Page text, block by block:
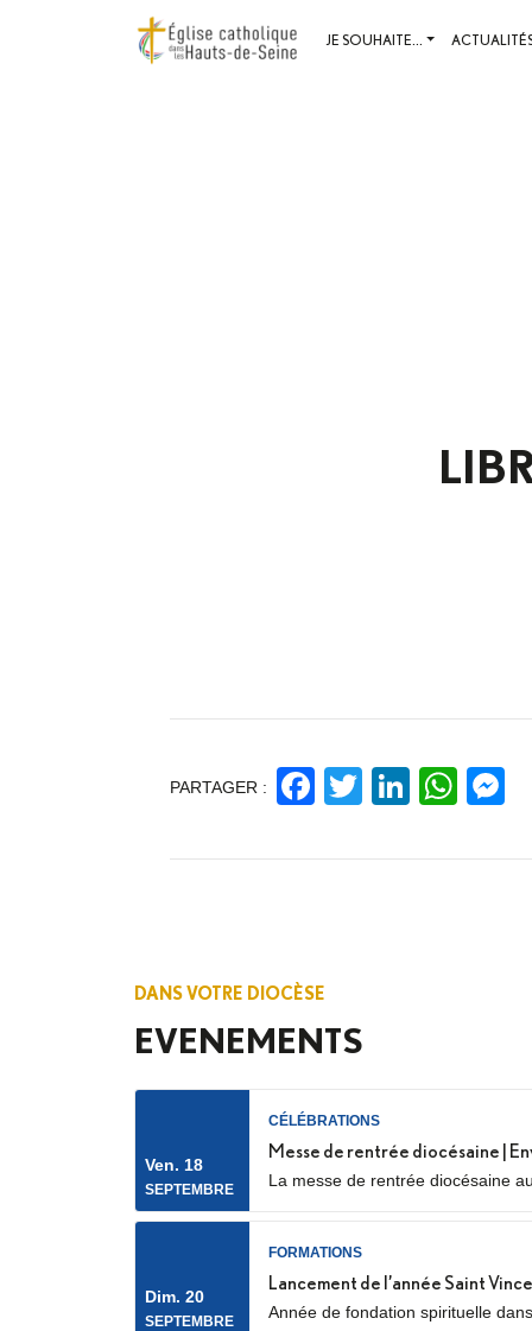
JE SOUHAITE...
PARTAGER : Facebook
TwitterLinkedIn
DANS VOTRE DIOCÈSE
EVENEMENTS
Ven. 18
SEPTEMBRE
CÉLÉBRATIONS
Messe de rentrée diocésaine |
La messe de rentrée diocésaine
Dim. 20
SEPTEMBRE
FORMATIONS
Lancement de l’année Saint
Année de fondation spirituelle